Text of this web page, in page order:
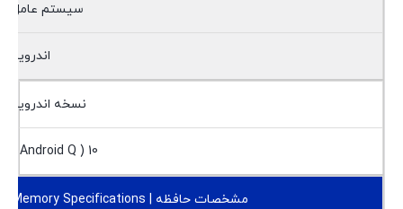
سیستم عامل
اندروید
نسخه اندروید
10 ( Android Q )
مشخصات حافظه | Memory Specifications